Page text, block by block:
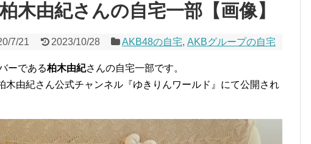
木由紀さんの自宅一部【画像】
7/21 2023/10/28 AKB48の自宅, AKBグループの自宅
ーである柏木由紀さんの自宅一部です。
木由紀さん公式チャンネル『ゆきりんワールド』にて公開され